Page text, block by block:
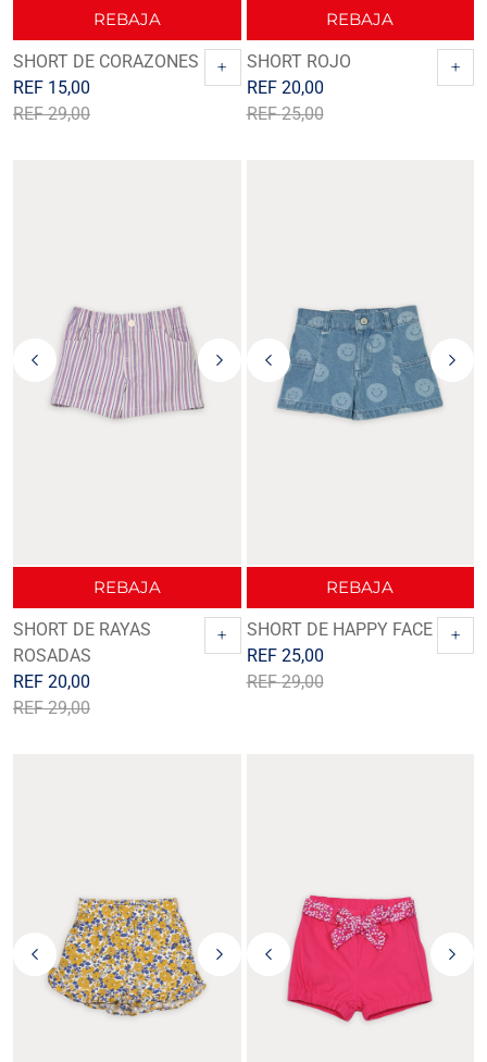
REBAJA
SHORT DE CORAZONES
REF29,00
REF 15,00
+
REBAJA
SHORT ROJO
REF25,00
REF 20,00
+
REBAJA
SHORT DE RAYAS
ROSADAS
REF29,00
REF 20,00
+
REBAJA
SHORT DE HAPPY FACE
REF29,00
REF 25,00
+